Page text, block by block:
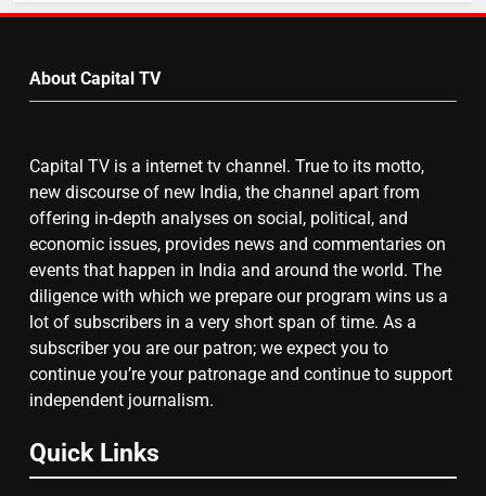
7
चुनाव से पहले लालू परिवार पर बड़ा झटका,
दिल्ली कोर्ट ने IRCTC घोटाले में आरोप
तय किए
8
सुप्रीम कोर्ट ने राहुल गांधी के ‘वोट चोरी’
के आरोप खारिज किए, शेखपुरा में पीएम की
मां को गाली पर कोर्ट का समन जारी
by
About Capital TV
Capital TV is a internet tv channel. True to its motto,
new discourse of new India, the channel apart from
offering in-depth analyses on social, political, and
economic issues, provides news and commentaries on
events that happen in India and around the world. The
diligence with which we prepare our program wins us a
lot of subscribers in a very short span of time. As a
subscriber you are our patron; we expect you to
continue you’re your patronage and continue to support
independent journalism.
Quick Links